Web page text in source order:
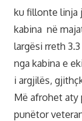
ku fillonte linja
kabina në
largësi rreth
nga kabina e
i argjilës,
Më afrohet aty
punëtor